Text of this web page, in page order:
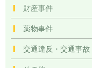
財産事件
薬物事件
交通違反・交通事故